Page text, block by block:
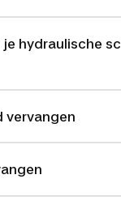
je hydraulische
vervangen